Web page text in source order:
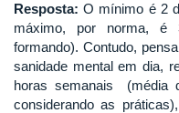
Resposta: O mínimo é 2
máximo, por norma, é
formando). Contudo,
sanidade mental em dia,
horas semanais (média
considerando as